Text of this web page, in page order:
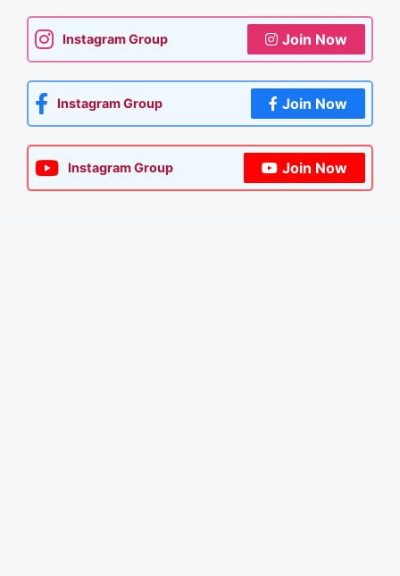
Instagram Group Join Now
Instagram Group Join Now
Instagram Group Join Now